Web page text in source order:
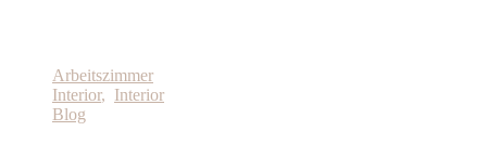
Arbeitszimmer
Interior, Interior
Blog